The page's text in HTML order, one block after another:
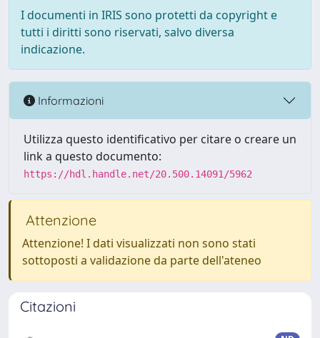
I documenti in IRIS sono protetti da copyright e
tutti i diritti sono riservati, salvo diversa
indicazione.
Informazioni
Utilizza questo identificativo per citare o creare un
link a questo documento:
https://hdl.handle.net/20.500.14091/5962
Attenzione
Attenzione! I dati visualizzati non sono stati
sottoposti a validazione da parte dell'ateneo
Citazioni